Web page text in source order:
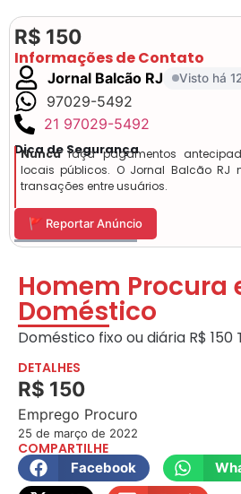
R$ 150
Informações de Contato
Jornal Balcão RJ Visto há
97029-5492
21 97029-5492
Dica de Segurança
Nuncafaça pagamentos
locais públicos. O Jornal Balcão RJ
transações entre usuários.
🚩 Reportar Anúncio
Homem Procura
Doméstico
Doméstico fixo ou diária R$ 150
DETALHES
R$ 150
Emprego Procuro
25 de março de 2022
COMPARTILHE
Facebook